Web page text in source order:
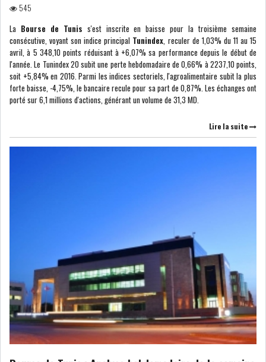
545
La Bourse de Tunis s'est inscrite en baisse pour la troisième semaine
consécutive, voyant son indice principal Tunindex, reculer de 1,03% du 11 au 15
avril, à 5 348,10 points réduisant à +6,07% sa performance depuis le début de
l'année. Le Tunindex 20 subit une perte hebdomadaire de 0,66% à 2237,10 points,
soit +5,84% en 2016. Parmi les indices sectoriels, l'agroalimentaire subit la plus
forte baisse, -4,75%, le bancaire recule pour sa part de 0,87%. Les échanges ont
porté sur 6,1 millions d'actions, générant un volume de 31,3 MD.
Lire la suite